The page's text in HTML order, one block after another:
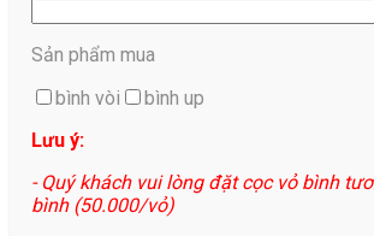
Sản phẩm mua
bình vòi
bình up
Lưu ý:
- Quý khách vui lòng đặt cọc vỏ bình
bình (50.000/vỏ)